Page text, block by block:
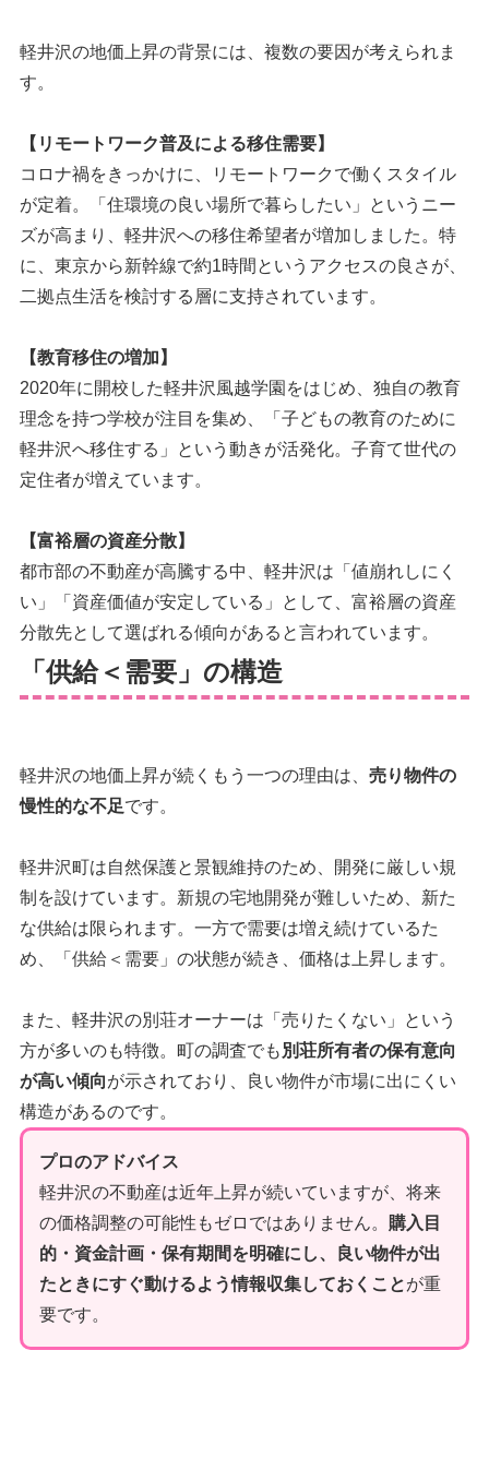
軽井沢の地価上昇の背景には、複数の要因が考えられま
す。
【リモートワーク普及による移住需要】
コロナ禍をきっかけに、リモートワークで働くスタイル
が定着。「住環境の良い場所で暮らしたい」というニー
ズが高まり、軽井沢への移住希望者が増加しました。特
に、東京から新幹線で約1時間というアクセスの良さが、
二拠点生活を検討する層に支持されています。
【教育移住の増加】
2020年に開校した軽井沢風越学園をはじめ、独自の教育
理念を持つ学校が注目を集め、「子どもの教育のために
軽井沢へ移住する」という動きが活発化。子育て世代の
定住者が増えています。
【富裕層の資産分散】
都市部の不動産が高騰する中、軽井沢は「値崩れしにく
い」「資産価値が安定している」として、富裕層の資産
分散先として選ばれる傾向があると言われています。
「供給＜需要」の構造
軽井沢の地価上昇が続くもう一つの理由は、 売り物件の
慢性的な不足です。
軽井沢町は自然保護と景観維持のため、開発に厳しい規
制を設けています。新規の宅地開発が難しいため、新た
な供給は限られます。一方で需要は増え続けているた
め、「供給＜需要」の状態が続き、価格は上昇します。
また、軽井沢の別荘オーナーは「売りたくない」という
方が多いのも特徴。町の調査でも 別荘所有者の保有意向
が高い傾向が示されており、良い物件が市場に出にくい
構造があるのです。
プロのアドバイス
軽井沢の不動産は近年上昇が続いていますが、将来
の価格調整の可能性もゼロではありません。 購入目
的・資金計画・保有期間を明確にし、良い物件が出
たときにすぐ動けるよう情報収集しておくことが重
要です。